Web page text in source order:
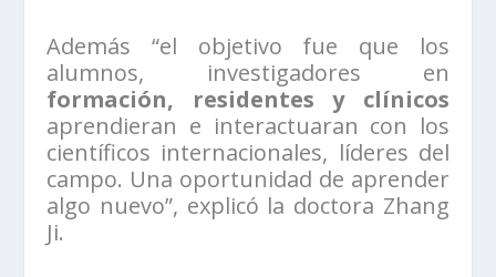
Además “el objetivo fue que los
alumnos, investigadores en
formación, residentes y clínicos
aprendieran e interactuaran con los
científicos internacionales, líderes del
campo. Una oportunidad de aprender
algo nuevo”, explicó la doctora Zhang
Ji.